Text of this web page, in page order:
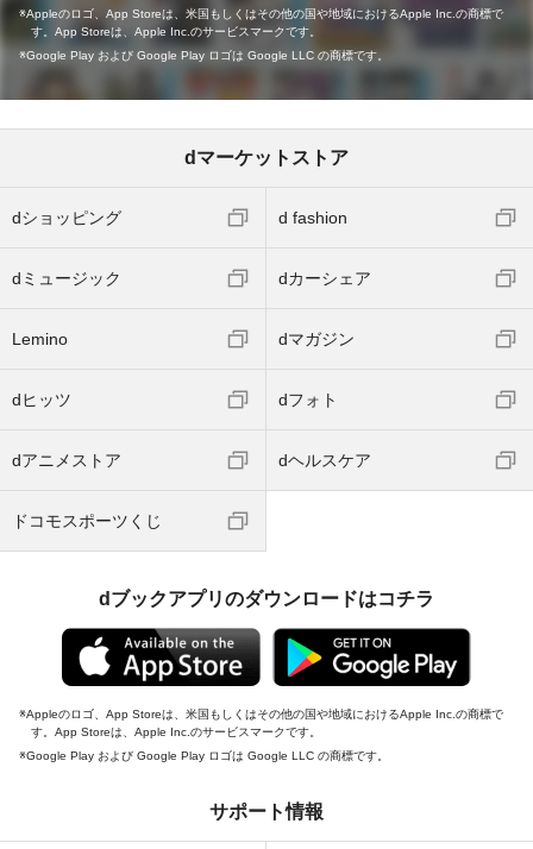
Appleのロゴ、App Storeは、米国もしくはその他の国や地域におけるApple Inc.の商標で
す。App Storeは、Apple Inc.のサービスマークです。
Google Play および Google Play ロゴは Google LLC の商標です。
dマーケットストア
dショッピング d fashion
dミュージック dカーシェア
Lemino dマガジン
dヒッツ dフォト
dアニメストア dヘルスケア
ドコモスポーツくじ
dブックアプリのダウンロードはコチラ
Appleのロゴ、App Storeは、米国もしくはその他の国や地域におけるApple Inc.の商標で
す。App Storeは、Apple Inc.のサービスマークです。
Google Play および Google Play ロゴは Google LLC の商標です。
サポート情報